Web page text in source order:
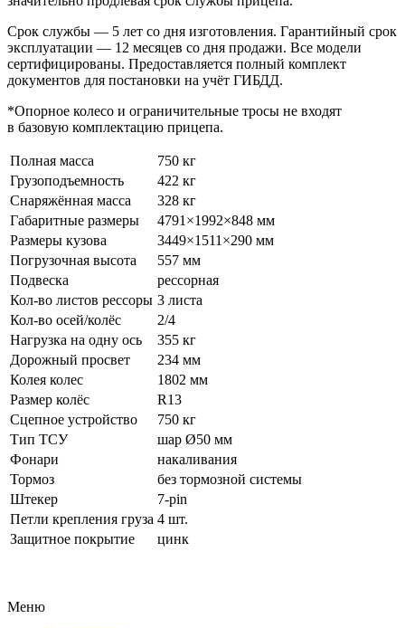
Срок службы — 5 лет со дня изготовления. Гарантийный срок
эксплуатации — 12 месяцев со дня продажи. Все модели
сертифицированы. Предоставляется полный комплект
документов для постановки на учёт ГИБДД.
*Опорное колесо и ограничительные тросы не входят
в базовую комплектацию прицепа.
Полная масса
750 кг
Грузоподъемность
422 кг
Снаряжённая масса
328 кг
Габаритные размеры
4791×1992×848 мм
Размеры кузова
3449×1511×290 мм
Погрузочная высота
557 мм
Подвеска
рессорная
Кол-во листов рессоры 3 листа
Кол-во осей/колёс
2/4
Нагрузка на одну ось
355 кг
Дорожный просвет
234 мм
Колея колес
1802 мм
Размер колёс
R13
Сцепное устройство
750 кг
Тип ТСУ
шар Ø50 мм
Фонари
накаливания
Тормоз
без тормозной системы
Штекер
7-pin
Петли крепления груза 4 шт.
Защитное покрытие
цинк
Меню